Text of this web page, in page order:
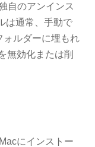
自のアンインス
は通常、手動で
ォルダーに埋もれ
無効化または削
Macにインストー